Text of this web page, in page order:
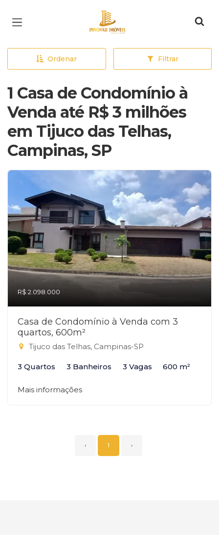
Página inicial
Ordenar Filtrar
1 Casa de Condomínio à
Venda até R$ 3 milhões
em Tijuco das Telhas,
Campinas, SP
R$ 2.098.000
Casa de Condomínio à Venda com 3
quartos, 600m²
Tijuco das Telhas, Campinas-SP
3 Quartos 3 Banheiros 3 Vagas 600 m²
Mais informações
‹ 1 ›